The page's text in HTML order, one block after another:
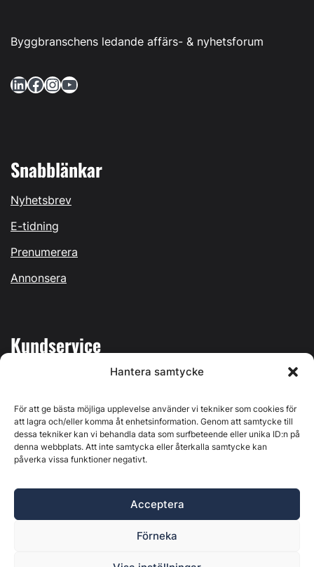
Hantera samtycke
För att ge bästa möjliga upplevelse använder vi tekniker som cookies för
att lagra och/eller komma åt enhetsinformation. Genom att samtycke till
dessa tekniker kan vi behandla data som surfbeteende eller unika ID:n på
denna webbplats. Att inte samtycka eller återkalla samtycke kan
påverka vissa funktioner negativt.
Acceptera
Förneka
Byggbranschens ledande affärs- & nyhetsforum
LinkedIn Facebook InstagramYouTube
Snabblänkar
Nyhetsbrev
E-tidning
Prenumerera
Annonsera
Kundservice
Kontakta oss
Östernäsvägen 1, 827 32 Ljusdal, org.nr: 556625-6425 -
Ansvarig utgivare: Henrik Ekberg. Innehållet på denna
webbplats är upphovsrättsligt skyddat. Ange källa vid citering.
Byggvärlden är en del avMarknadsdatagruppen
Policy för datahantering, integritet och cookies